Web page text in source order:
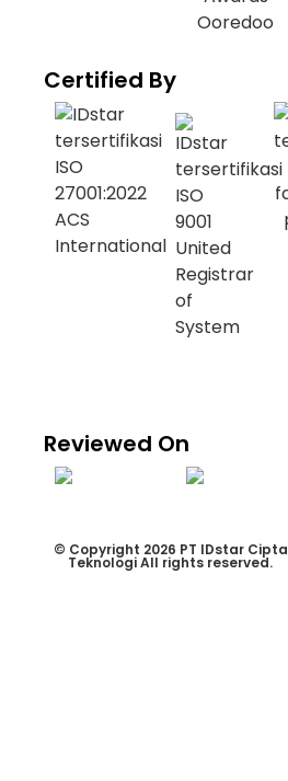
Certified By
Reviewed On
© Copyright 2026 PT IDstar Cipta
Teknologi All rights reserved.